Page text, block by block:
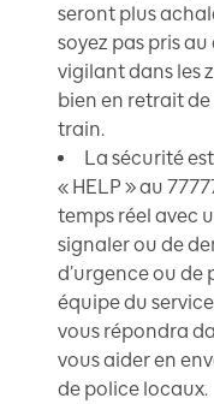
seront plus
soyez pas pris
vigilant dans les
bien en retrait
train.
La sécurité
« HELP » au
temps réel avec
signaler ou de
d’urgence ou de
équipe du
vous répondra
vous aider en
de police locaux.